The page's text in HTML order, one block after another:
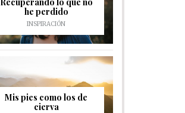
he perdido
INSPIRACIÓN
Mis pies como los de
cierva